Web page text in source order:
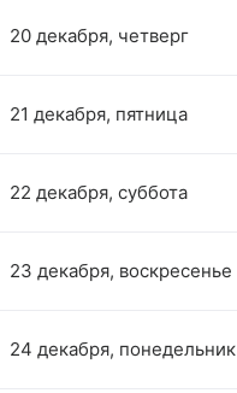
20 декабря, четверг
21 декабря, пятница
22 декабря, суббота
23 декабря, воскресенье
24 декабря, понедельник